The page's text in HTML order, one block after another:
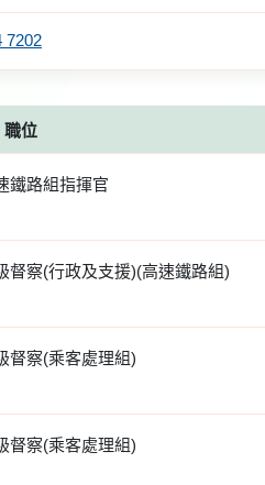
7202
職位
鐵路組指揮官
督察(行政及支援)(高速鐵路組)
督察(乘客處理組)
督察(乘客處理組)